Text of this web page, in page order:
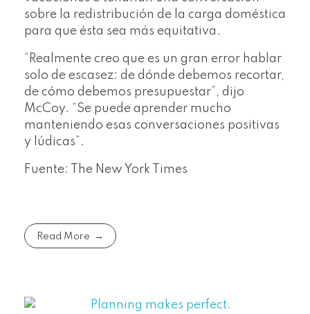
sobre la redistribución de la carga doméstica
para que ésta sea más equitativa.
“Realmente creo que es un gran error hablar
solo de escasez: de dónde debemos recortar,
de cómo debemos presupuestar”, dijo
McCoy. “Se puede aprender mucho
manteniendo esas conversaciones positivas
y lúdicas”.
Fuente: The New York Times
Read More